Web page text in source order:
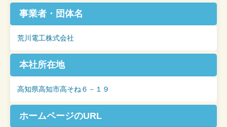
事業者・団体名
荒川電工株式会社
本社所在地
高知県高知市高そね６－１９
ホームページのURL